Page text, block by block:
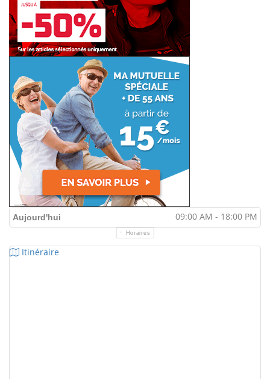
Aujourd'hui 09:00 AM - 18:00 PM
Horaires
Itinéraire